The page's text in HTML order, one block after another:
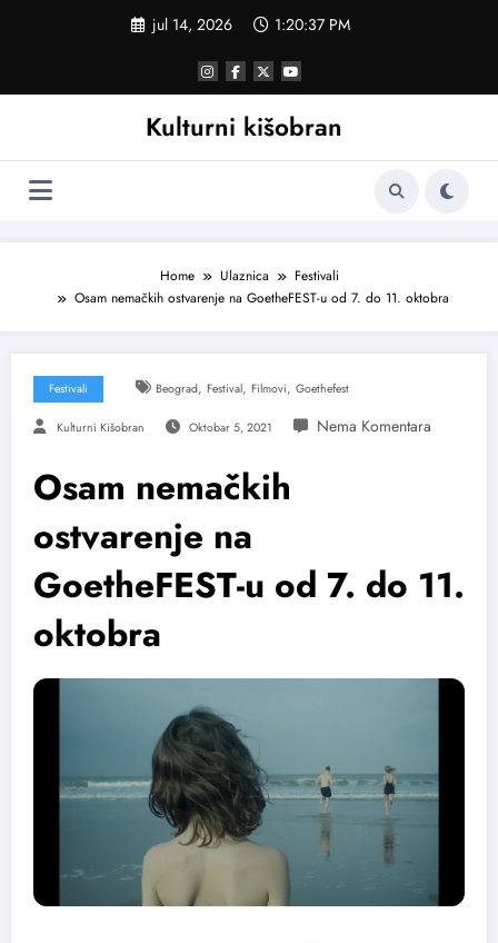
jul 14, 2026 1:20:37 PM
Kulturni kišobran
Home Ulaznica
Festivali
Osam nemačkih ostvarenje na GoetheFEST-u od 7. do 11. oktobra
Festivali Beograd, Festival, Filmovi, Goethefest
Kulturni Kišobran Oktobar 5, 2021
Osam nemačkih
ostvarenje na
GoetheFEST-u od 7. do 11.
oktobra